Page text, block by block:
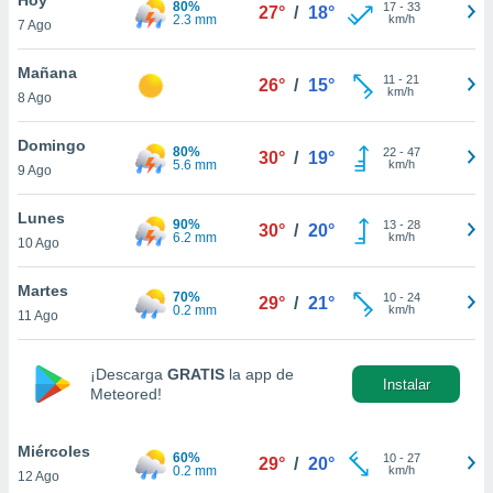
y
en
más
de
cookies
aceptar
7 Ago
80%
2.3 mm
27° / 18° 17- 33
km/h
Mañana
8 Ago
26° / 15° 11 - 21
km/h
Domingo
9 Ago
80%
5.6 mm
30° / 19° 22- 47
km/h
Lunes
10 Ago
90%
6.2 mm
30° / 20° 13- 28
km/h
Martes
11 Ago
70%
0.2 mm
29° / 21° 10- 24
km/h
¡Descarga GRATIS la app de
Meteored!
Instalar
Miércoles
12 Ago
60%
0.2 mm
29° / 20° 10- 27
km/h